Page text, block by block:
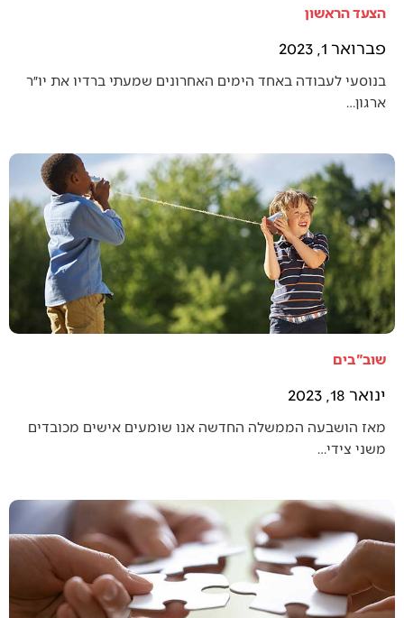
הצעד הראשון
פברואר 1, 2023
בנוסעי לעבודה באחד הימים האחרונים שמעתי ברדיו את יו״ר
ארגון…
שוב"בים
ינואר 18, 2023
מאז הושבעה הממשלה החדשה אנו שומעים אישים מכובדים
משני צידי…